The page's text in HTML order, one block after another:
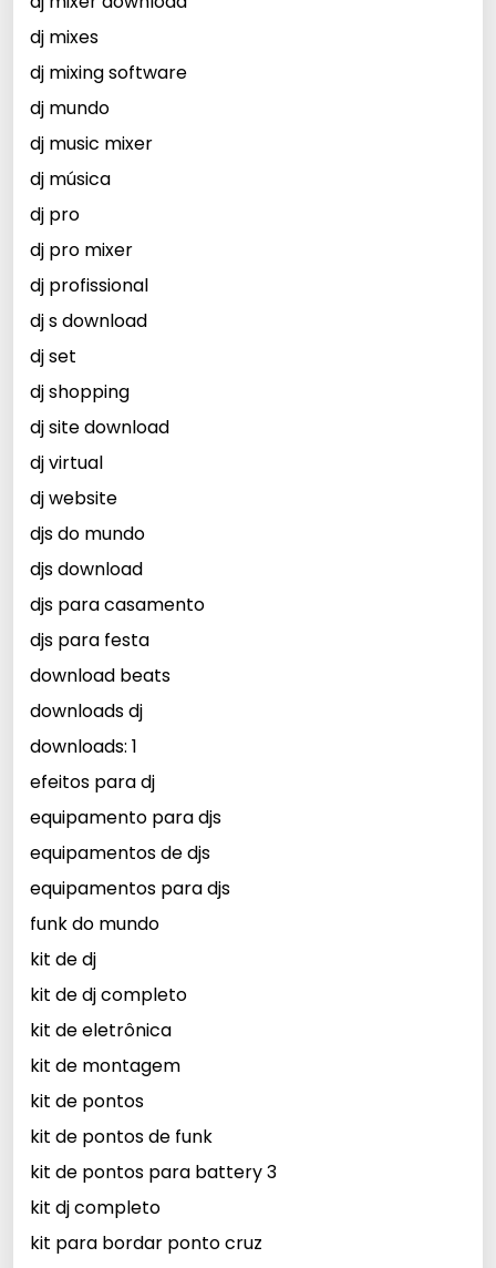
dj mixes
dj mixing software
dj mundo
dj music mixer
dj música
dj pro
dj pro mixer
dj profissional
dj s download
dj set
dj shopping
dj site download
dj virtual
dj website
djs do mundo
djs download
djs para casamento
djs para festa
download beats
downloads dj
downloads: 1
efeitos para dj
equipamento para djs
equipamentos de djs
equipamentos para djs
funk do mundo
kit de dj
kit de dj completo
kit de eletrônica
kit de montagem
kit de pontos
kit de pontos de funk
kit de pontos para battery 3
kit dj completo
kit para bordar ponto cruz